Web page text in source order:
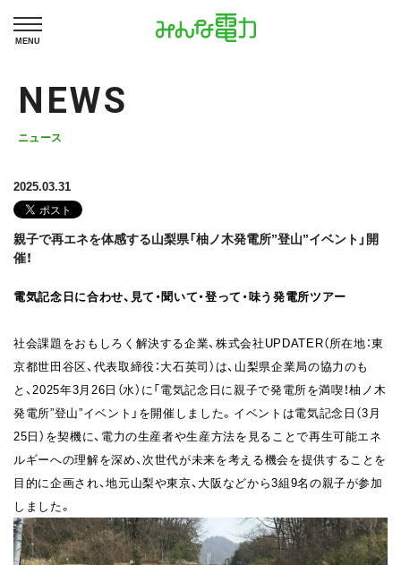
MENU
NEWS
ニュース
2025.03.31
親子で再エネを体感する山梨県「柚ノ木発電所”登山”イベント」開
催！
電気記念日に合わせ、見て・聞いて・登って・味う発電所ツアー
社会課題をおもしろく解決する企業、株式会社UPDATER（所在地：東
京都世田谷区、代表取締役：大石英司）は、山梨県企業局の協力のも
と、2025年3月26日（水）に「電気記念日に親子で発電所を満喫！柚ノ木
発電所”登山”イベント」を開催しました。イベントは電気記念日（3月
25日）を契機に、電力の生産者や生産方法を見ることで再生可能エネ
ルギーへの理解を深め、次世代が未来を考える機会を提供することを
目的に企画され、地元山梨や東京、大阪などから3組9名の親子が参加
しました。